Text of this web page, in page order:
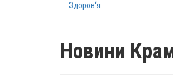
Здоров‘я
Новини